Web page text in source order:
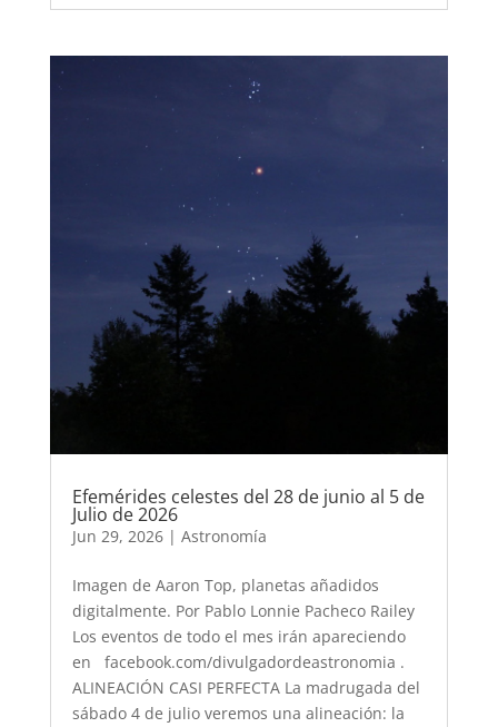
Efemérides celestes del 28 de junio al 5 de
Julio de 2026
Jun 29, 2026| Astronomía
Imagen de Aaron Top, planetas añadidos
digitalmente. Por Pablo Lonnie Pacheco Railey
Los eventos de todo el mes irán apareciendo
en facebook.com/divulgadordeastronomia .
ALINEACIÓN CASI PERFECTA La madrugada del
sábado 4 de julio veremos una alineación: la